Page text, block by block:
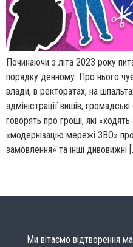
Починаючи з літа 2023 року
порядку денному. Про нього
влади, в ректоратах, на
адміністрації вишів,
говорять про гроші, які
«модернізацію мережі ЗВО»
замовлення» та інші дивовижні
Ми вітаємо відтворення